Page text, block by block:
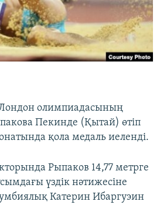
олимпиадасының
Пекинде (Қытай) өтіп
қола медаль иеленді.
Рыпаков 14,77 метрге
үздік нәтижесіне
Катерин Ибаргуэин